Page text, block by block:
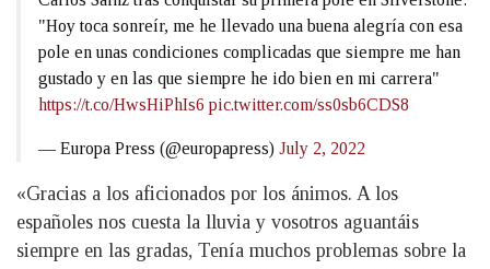
"Hoy toca sonreír, me he llevado una buena alegría con esa
pole en unas condiciones complicadas que siempre me han
gustado y en las que siempre he ido bien en mi carrera"
https://t.co/HwsHiPhIs6 pic.twitter.com/ss0sb6CDS8
— Europa Press (@europapress) July 2, 2022
«Gracias a los aficionados por los ánimos. A los
españoles nos cuesta la lluvia y vosotros aguantáis
siempre en las gradas, Tenía muchos problemas sobre la